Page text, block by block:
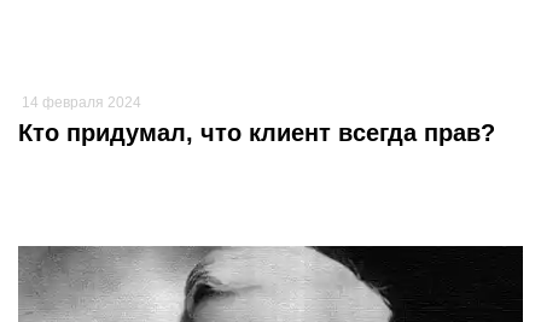
14 февраля 2024
Кто придумал, что клиент всегда прав?